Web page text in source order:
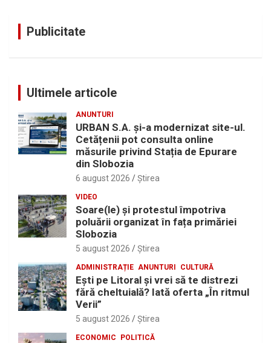
Publicitate
Ultimele articole
ANUNTURI
URBAN S.A. și-a modernizat site-ul.
Cetățenii pot consulta online
măsurile privind Stația de Epurare
din Slobozia
6 august 2026 Ştirea
VIDEO
Soare(le) și protestul împotriva
poluării organizat în fața primăriei
Slobozia
5 august 2026 Ştirea
ADMINISTRAȚIE ANUNTURI CULTURĂ
Eşti pe Litoral şi vrei să te distrezi
fără cheltuială? Iată oferta „În ritmul
Verii”
5 august 2026 Ştirea
ECONOMIC POLITICĂ